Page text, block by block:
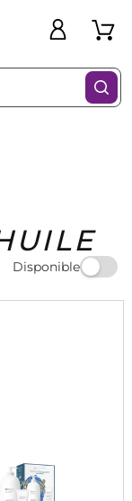
Bons
Plans
Disponible
Filtres